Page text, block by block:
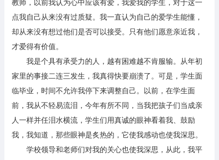
点我自己从来没有过质疑。我一直认为自己的爱学生能懂，
却从来没有想过他们是否可以接受。只有他们愿意亲近我，
才爱得有价值。
我是个具有承受力的人，越有困难越不肯服输。从年初
家里的事接二连三发生，我真得快要崩溃了。可是，学生面
临毕业，时间不允许我停下来调整自己。以前，在学生面
前，我从不轻易流泪，今年有所不同，当我把孩子们当成亲
人一样并任泪水横流，学生们用真诚的眼神看着我、鼓励
我，我知道，那些眼神是炙热的，它使我感动也使我深思。
学校领导和老师们对我的关心也使我深思，从此，我平